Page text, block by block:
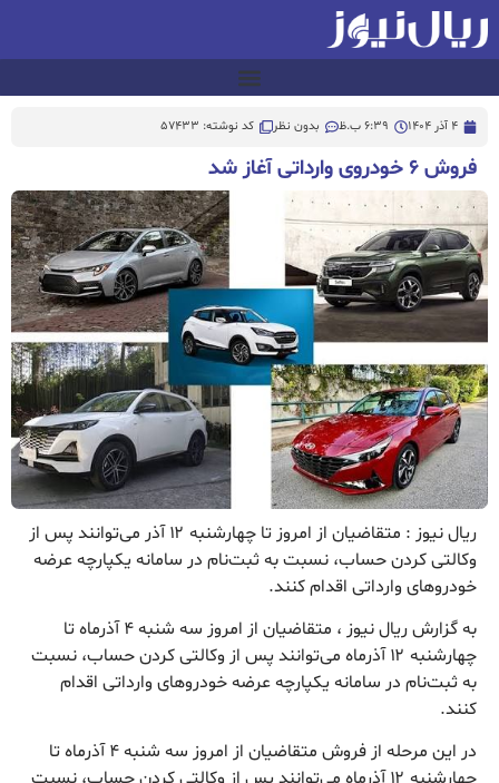
4 آذر 1404 6:39 ب.ظ بدون نظر کد نوشته: 57433
فروش ۶ خودروی وارداتی آغاز شد
ریال نیوز : متقاضیان از امروز تا چهارشنبه ۱۲ آذر می‌توانند پس از
وکالتی کردن حساب، نسبت به ثبت‌نام در سامانه یکپارچه عرضه
خودروهای وارداتی اقدام کنند.
به گزارش ریال نیوز ، متقاضیان از امروز سه شنبه ۴ آذرماه تا
چهارشنبه ۱۲ آذرماه می‌توانند پس از وکالتی کردن حساب، نسبت
به ثبت‌نام در سامانه یکپارچه عرضه خودروهای وارداتی اقدام
کنند.
در این مرحله از فروش متقاضیان از امروز سه شنبه ۴ آذرماه تا